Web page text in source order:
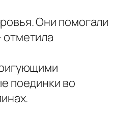
Они помогали
поединки во